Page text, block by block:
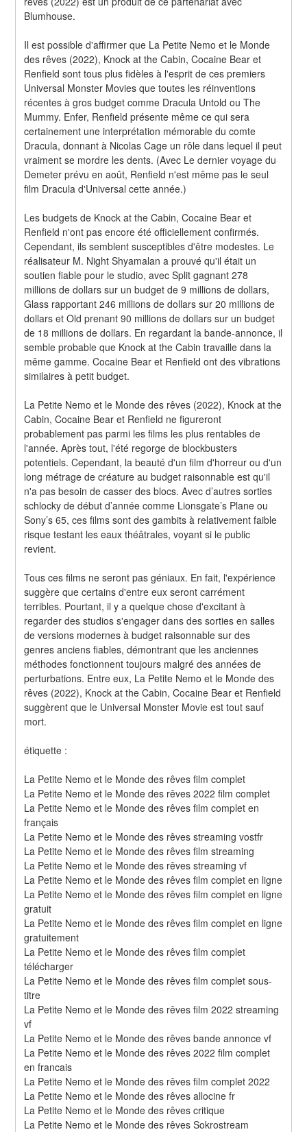
Blumhouse.
Il est possible d'affirmer que La Petite Nemo et le Monde
des rêves (2022), Knock at the Cabin, Cocaine Bear et
Renfield sont tous plus fidèles à l'esprit de ces premiers
Universal Monster Movies que toutes les réinventions
récentes à gros budget comme Dracula Untold ou The
Mummy. Enfer, Renfield présente même ce qui sera
certainement une interprétation mémorable du comte
Dracula, donnant à Nicolas Cage un rôle dans lequel il peut
vraiment se mordre les dents. (Avec Le dernier voyage du
Demeter prévu en août, Renfield n'est même pas le seul
film Dracula d'Universal cette année.)
Les budgets de Knock at the Cabin, Cocaine Bear et
Renfield n'ont pas encore été officiellement confirmés.
Cependant, ils semblent susceptibles d'être modestes. Le
réalisateur M. Night Shyamalan a prouvé qu'il était un
soutien fiable pour le studio, avec Split gagnant 278
millions de dollars sur un budget de 9 millions de dollars,
Glass rapportant 246 millions de dollars sur 20 millions de
dollars et Old prenant 90 millions de dollars sur un budget
de 18 millions de dollars. En regardant la bande-annonce, il
semble probable que Knock at the Cabin travaille dans la
même gamme. Cocaine Bear et Renfield ont des vibrations
similaires à petit budget.
La Petite Nemo et le Monde des rêves (2022), Knock at the
Cabin, Cocaine Bear et Renfield ne figureront
probablement pas parmi les films les plus rentables de
l'année. Après tout, l'été regorge de blockbusters
potentiels. Cependant, la beauté d'un film d'horreur ou d'un
long métrage de créature au budget raisonnable est qu'il
n'a pas besoin de casser des blocs. Avec d’autres sorties
schlocky de début d’année comme Lionsgate’s Plane ou
Sony’s 65, ces films sont des gambits à relativement faible
risque testant les eaux théâtrales, voyant si le public
revient.
Tous ces films ne seront pas géniaux. En fait, l'expérience
suggère que certains d'entre eux seront carrément
terribles. Pourtant, il y a quelque chose d'excitant à
regarder des studios s'engager dans des sorties en salles
de versions modernes à budget raisonnable sur des
genres anciens fiables, démontrant que les anciennes
méthodes fonctionnent toujours malgré des années de
perturbations. Entre eux, La Petite Nemo et le Monde des
rêves (2022), Knock at the Cabin, Cocaine Bear et Renfield
suggèrent que le Universal Monster Movie est tout sauf
mort.
étiquette :
La Petite Nemo et le Monde des rêves film complet
La Petite Nemo et le Monde des rêves 2022 film complet
La Petite Nemo et le Monde des rêves film complet en
français
La Petite Nemo et le Monde des rêves streaming vostfr
La Petite Nemo et le Monde des rêves film streaming
La Petite Nemo et le Monde des rêves streaming vf
La Petite Nemo et le Monde des rêves film complet en ligne
La Petite Nemo et le Monde des rêves film complet en ligne
gratuit
La Petite Nemo et le Monde des rêves film complet en ligne
gratuitement
La Petite Nemo et le Monde des rêves film complet
télécharger
La Petite Nemo et le Monde des rêves film complet sous-
titre
La Petite Nemo et le Monde des rêves film 2022 streaming
vf
La Petite Nemo et le Monde des rêves bande annonce vf
La Petite Nemo et le Monde des rêves 2022 film complet
en francais
La Petite Nemo et le Monde des rêves film complet 2022
La Petite Nemo et le Monde des rêves allocine fr
La Petite Nemo et le Monde des rêves critique
La Petite Nemo et le Monde des rêves Sokrostream